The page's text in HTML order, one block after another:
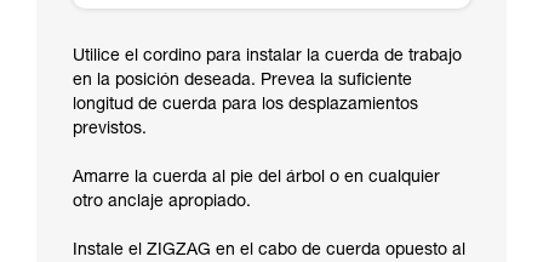
Utilice el cordino para instalar la cuerda de trabajo
en la posición deseada. Prevea la suficiente
longitud de cuerda para los desplazamientos
previstos.
Amarre la cuerda al pie del árbol o en cualquier
otro anclaje apropiado.
Instale el ZIGZAG en el cabo de cuerda opuesto al